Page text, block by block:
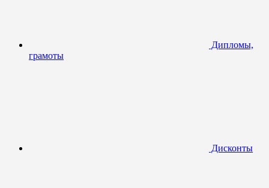
Дипломы,
грамоты
Дисконты